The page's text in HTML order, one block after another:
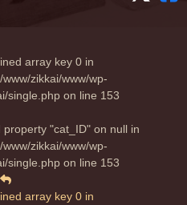
array key 0 in
zikkai/www/wp-
single.php on line 153
property "cat_ID" on null in
zikkai/www/wp-
single.php on line 153
array key 0 in